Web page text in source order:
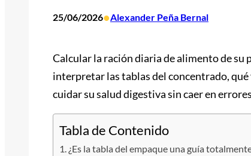
25/06/2026•Alexander Peña Bernal
Calcular la ración diaria de alimento de
interpretar las tablas del concentrado,
cuidar su salud digestiva sin caer en
Tabla de Contenido
¿Es la tabla del empaque una guía